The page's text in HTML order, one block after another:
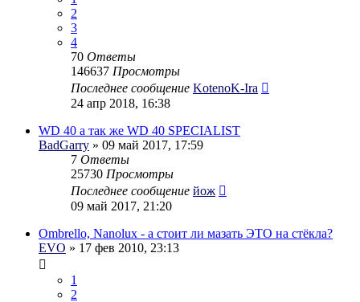
2
3
4
70 Ответы
146637 Просмотры
Последнее сообщение KotenoK-Ira
24 апр 2018, 16:38
WD 40 а так же WD 40 SPECIALIST
BadGarry » 09 май 2017, 17:59
7 Ответы
25730 Просмотры
Последнее сообщение йож
09 май 2017, 21:20
Ombrello, Nanolux - а стоит ли мазать ЭТО на стёкла?
EVO » 17 фев 2010, 23:13
1
2